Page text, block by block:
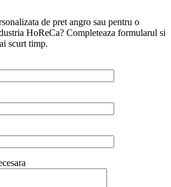
de pret angro sau pentru o
HoReCa? Completeaza formularul si
scurt timp.